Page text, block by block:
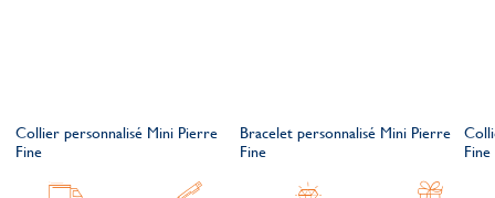
Collier personnalisé Mini Pierre
Fine
Bracelet personnalisé Mini Pierre
Fine